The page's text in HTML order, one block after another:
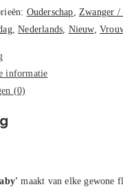
Ouderschap,Zwanger /
,Nederlands, Nieuw,
informatie
(0)
' maakt van elke gewone